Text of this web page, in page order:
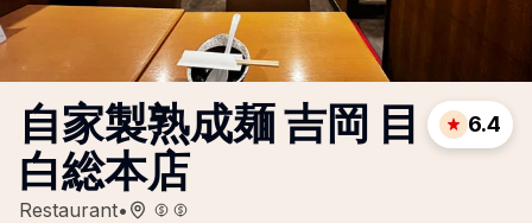
自家製熟成麺 吉岡 目
白総本店
Restaurant•
6.4